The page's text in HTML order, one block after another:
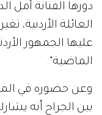
دورها الفنانة
العائلة الأردنية،
عليها الجمهور
الماضية".
وعن حضوره في
بين الجراح أنه